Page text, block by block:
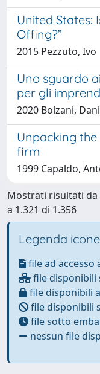
United States:
Offing?”
2015 Pezzuto, Ivo
Uno sguardo
per gli
2020 Bolzani,
Unpacking
firm
1999 Capaldo,
Mostrati risultati da
a 1.321 di 1.356
Legenda icone
file ad accesso
file disponibili
file disponibili
file disponibili
file sotto
nessun file